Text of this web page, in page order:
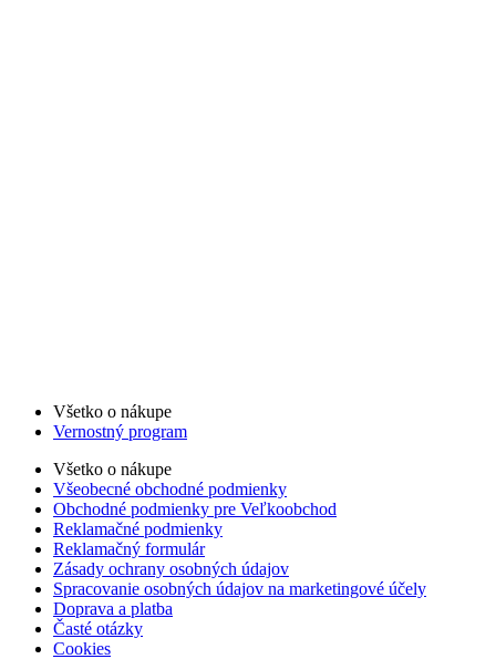
Všetko o nákupe
Vernostný program
Všetko o nákupe
Všeobecné obchodné podmienky
Obchodné podmienky pre Veľkoobchod
Reklamačné podmienky
Reklamačný formulár
Zásady ochrany osobných údajov
Spracovanie osobných údajov na marketingové účely
Doprava a platba
Časté otázky
Cookies